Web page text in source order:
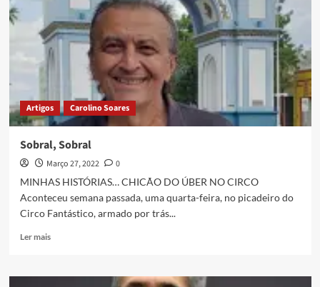
Artigos Carolino Soares
Sobral, Sobral
Março 27, 2022
0
MINHAS HISTÓRIAS… CHICÃO DO ÚBER NO CIRCO
Aconteceu semana passada, uma quarta-feira, no picadeiro do
Circo Fantástico, armado por trás...
Ler mais